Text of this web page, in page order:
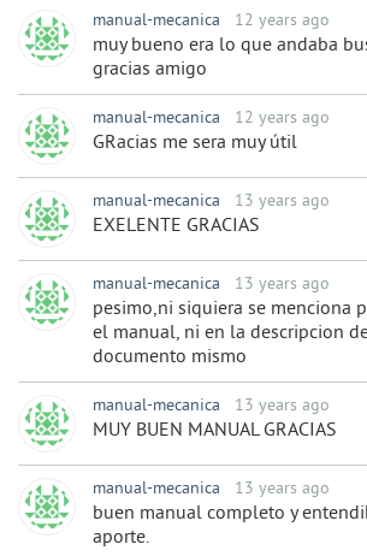
manual-mecanica 12 years ago
muy bueno era lo que andaba
gracias amigo
manual-mecanica 12 years ago
GRacias me sera muy útil
manual-mecanica 13 years ago
EXELENTE GRACIAS
manual-mecanica 13 years ago
pesimo,ni siquiera se menciona
el manual, ni en la descripcion
documento mismo
manual-mecanica 13 years ago
MUY BUEN MANUAL GRACIAS
manual-mecanica 13 years ago
buen manual completo y
aporte.